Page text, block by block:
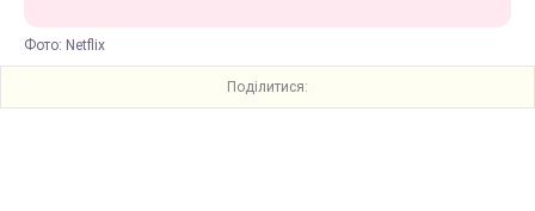
Фото: Netflix
Поділитися: